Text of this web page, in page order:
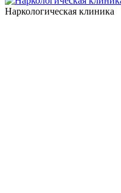
Наркологическая клиника